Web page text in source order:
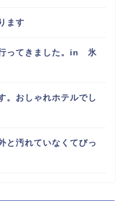
ます
ってきました。in 氷
。おしゃれホテルでし
と汚れていなくてびっ